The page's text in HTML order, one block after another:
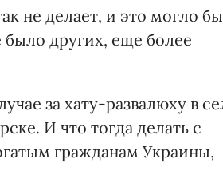
не делает, и это могло бы
других, еще более
за хату-развалюху в
И что тогда делать с
гражданам Украины,